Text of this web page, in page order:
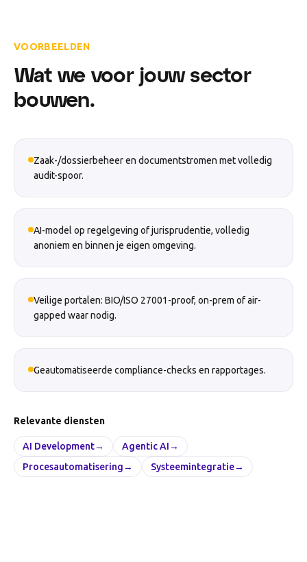
VOORBEELDEN
Wat we voor jouw sector
bouwen.
Zaak-/dossierbeheer en documentstromen met volledig
audit-spoor.
AI-model op regelgeving of jurisprudentie, volledig
anoniem en binnen je eigen omgeving.
Veilige portalen: BIO/ISO 27001-proof, on-prem of air-
gapped waar nodig.
Geautomatiseerde compliance-checks en rapportages.
Relevante diensten
AI Development→ Agentic AI→
Procesautomatisering→ Systeemintegratie→